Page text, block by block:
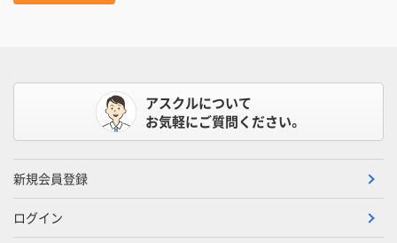
アスクルについて
お気軽にご質問ください。
新規会員登録
ログイン